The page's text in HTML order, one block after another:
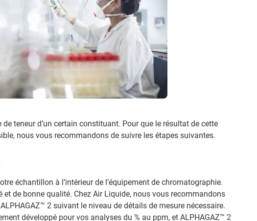
de teneur d’un certain constituant. Pour que le résultat de cette
nous vous recommandons de suivre les étapes suivantes.
échantillon à l’intérieur de l’équipement de chromatographie.
de bonne qualité. Chez Air Liquide, nous vous recommandons
2 suivant le niveau de détails de mesure nécessaire.
développé pour vos analyses du % au ppm, et ALPHAGAZ™ 2